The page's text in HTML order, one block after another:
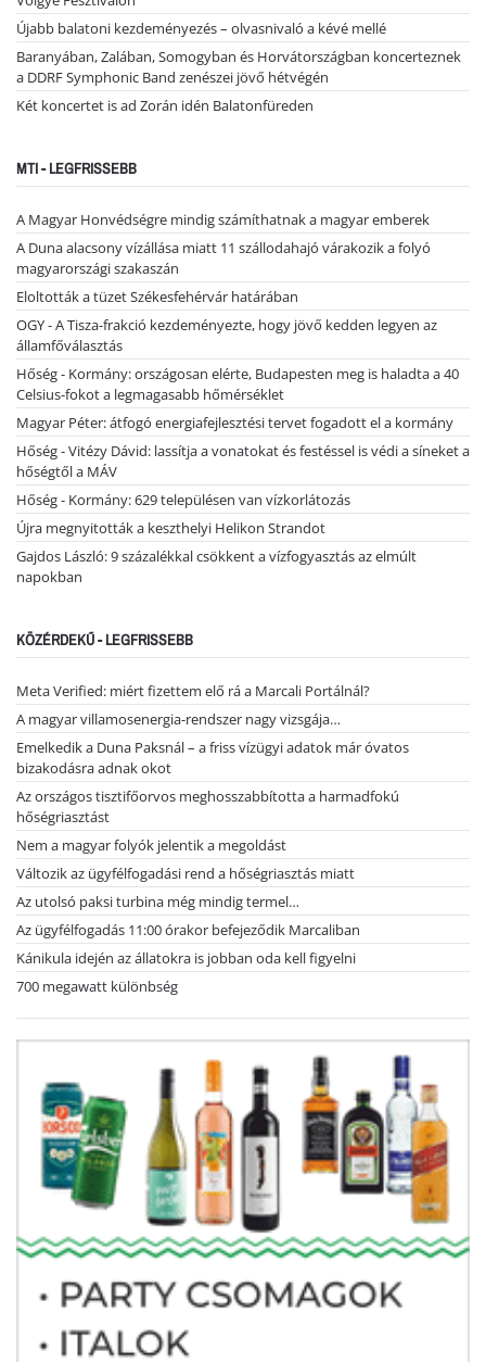
Újabb balatoni kezdeményezés – olvasnivaló a kévé mellé
Baranyában, Zalában, Somogyban és Horvátországban koncerteznek
a DDRF Symphonic Band zenészei jövő hétvégén
Két koncertet is ad Zorán idén Balatonfüreden
MTI - LEGFRISSEBB
A Magyar Honvédségre mindig számíthatnak a magyar emberek
A Duna alacsony vízállása miatt 11 szállodahajó várakozik a folyó
magyarországi szakaszán
Eloltották a tüzet Székesfehérvár határában
OGY - A Tisza-frakció kezdeményezte, hogy jövő kedden legyen az
államfőválasztás
Hőség - Kormány: országosan elérte, Budapesten meg is haladta a 40
Celsius-fokot a legmagasabb hőmérséklet
Magyar Péter: átfogó energiafejlesztési tervet fogadott el a kormány
Hőség - Vitézy Dávid: lassítja a vonatokat és festéssel is védi a síneket a
hőségtől a MÁV
Hőség - Kormány: 629 településen van vízkorlátozás
Újra megnyitották a keszthelyi Helikon Strandot
Gajdos László: 9 százalékkal csökkent a vízfogyasztás az elmúlt
napokban
KÖZÉRDEKŰ - LEGFRISSEBB
Meta Verified: miért fizettem elő rá a Marcali Portálnál?
A magyar villamosenergia-rendszer nagy vizsgája…
Emelkedik a Duna Paksnál – a friss vízügyi adatok már óvatos
bizakodásra adnak okot
Az országos tisztifőorvos meghosszabbította a harmadfokú
hőségriasztást
Nem a magyar folyók jelentik a megoldást
Változik az ügyfélfogadási rend a hőségriasztás miatt
Az utolsó paksi turbina még mindig termel…
Az ügyfélfogadás 11:00 órakor befejeződik Marcaliban
Kánikula idején az állatokra is jobban oda kell figyelni
700 megawatt különbség